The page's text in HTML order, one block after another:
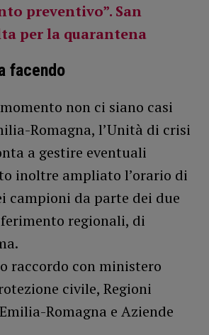
preventivo”. San
per la quarantena
facendo
non ci siano casi
Romagna, l’Unità di crisi
a gestire eventuali
inoltre ampliato l’orario di
campioni da parte dei due
regionali, di
raccordo con ministero
civile, Regioni
Romagna e Aziende